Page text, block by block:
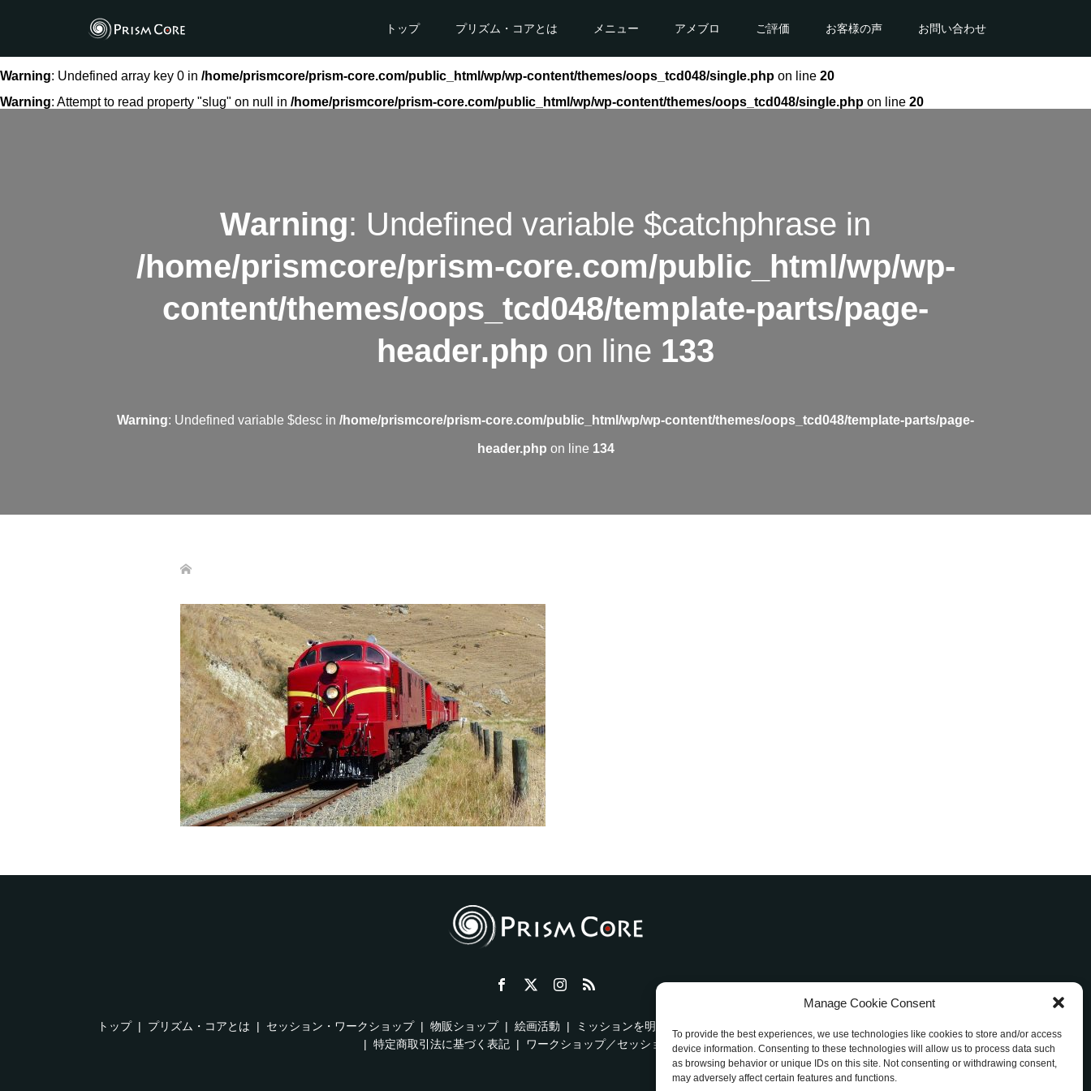
Manage Cookie Consent
To provide the best experiences, we use technologies like cookies to store and/or access
device information. Consenting to these technologies will allow us to process data such
as browsing behavior or unique IDs on this site. Not consenting or withdrawing consent,
may adversely affect certain features and functions.
トップ プリズム・コアとは メニュー アメブロ ご評価 お客様の声 お問い合わせ
Warning: Undefined array key 0 in /home/prismcore/prism-core.com/public_html/wp/wp-content/themes/oops_tcd048/single.php on line 20
Warning: Attempt to read property "slug" on null in /home/prismcore/prism-core.com/public_html/wp/wp-content/themes/oops_tcd048/single.php on line 20
Warning: Undefined variable $catchphrase in
/home/prismcore/prism-core.com/public_html/wp/wp-
content/themes/oops_tcd048/template-parts/page-
header.php on line 133
Warning: Undefined variable $desc in /home/prismcore/prism-core.com/public_html/wp/wp-content/themes/oops_tcd048/template-parts/page-
header.php on line 134
トップ プリズム・コアとは セッション・ワークショップ 物販ショップ 絵画活動 ミッションを明確にする方法
特定商取引法に基づく表記
ワークショップ／セッション ご利用規約